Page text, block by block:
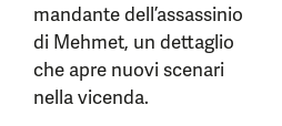
mandante dell’assassinio
di Mehmet, un dettaglio
che apre nuovi scenari
nella vicenda.